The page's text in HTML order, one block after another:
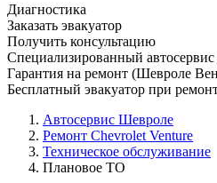
Диагностика
Заказать эвакуатор
Получить консультацию
Специализированный
Гарантия на ремонт (Шевроле
Бесплатный эвакуатор при
Автосервис Шевроле
Ремонт Chevrolet Venture
Техническое обслуживание
Плановое ТО